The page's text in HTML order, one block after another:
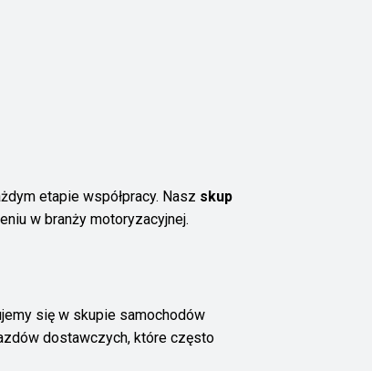
etapie współpracy. Nasz skup
w branży motoryzacyjnej.
się w skupie samochodów
dostawczych, które często